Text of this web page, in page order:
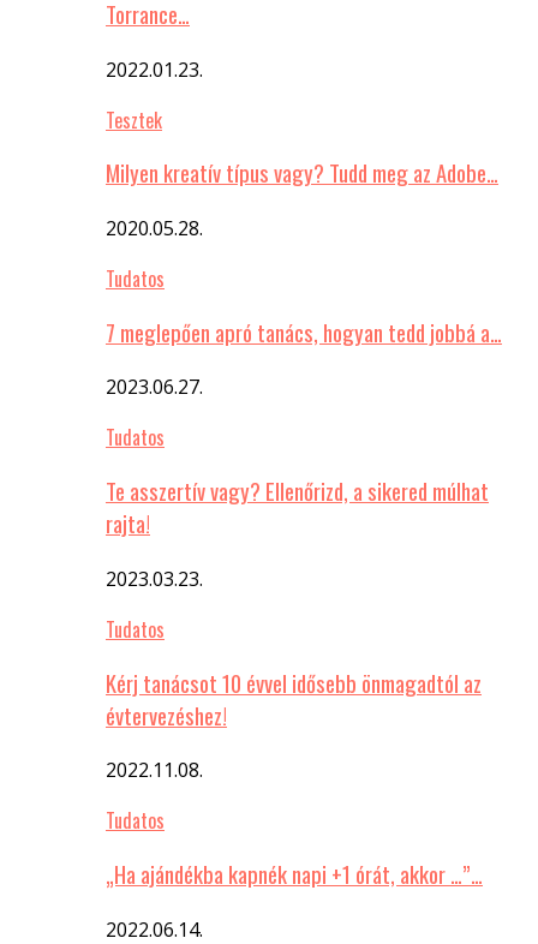
Torrance…
2022.01.23.
Tesztek
Milyen kreatív típus vagy? Tudd meg az Adobe…
2020.05.28.
Tudatos
7 meglepően apró tanács, hogyan tedd jobbá a…
2023.06.27.
Tudatos
Te asszertív vagy? Ellenőrizd, a sikered múlhat
rajta!
2023.03.23.
Tudatos
Kérj tanácsot 10 évvel idősebb önmagadtól az
évtervezéshez!
2022.11.08.
Tudatos
„Ha ajándékba kapnék napi +1 órát, akkor …”…
2022.06.14.